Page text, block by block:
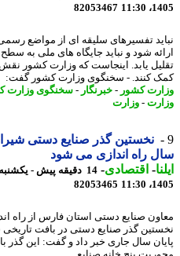
82053467
تفسیرهای سلیقه ای از مواضع رسمی
شود و نباید جایگاه های ملی به سطح
یابد. اینجاست که وزارت کشور نقش دارد
کنند. - سخنگوی وزارت کشور گفت:
کشور-خبرنگار -سخنگوی وزارت کشور
- وزارت
نخستین گذر صنایع دستی شیراز تا
راه اندازی می شود
-اقتصادی-
14
82053465
صنایع دستی استان فارس از راه اندازی
گذر صنایع دستی در بافت تاریخی
سال جاری خبر داد و گفت: این گذر با